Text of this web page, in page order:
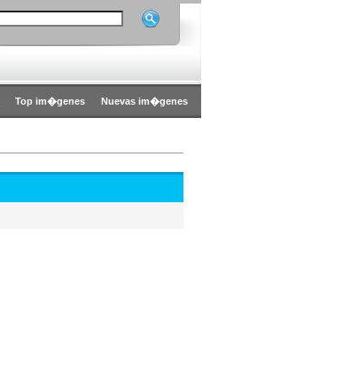
Top im�genes Nuevas im�genes